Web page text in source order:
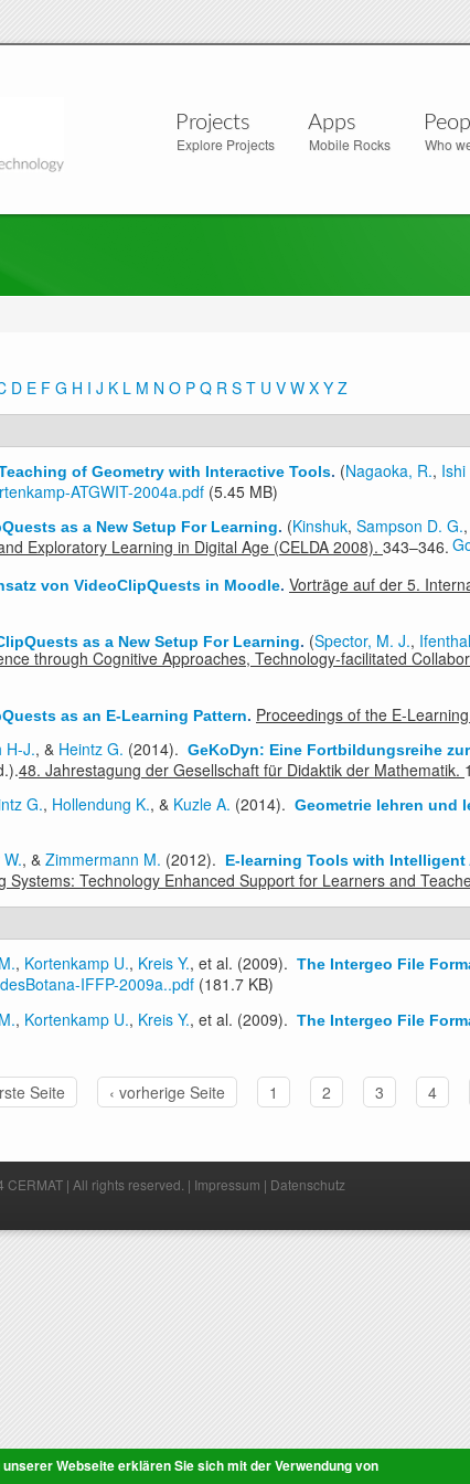
Projects
Explore Projects
Apps
Mobile Rocks Who
D E F G H I J K L M N O P Q R S T U V W X Y Z
of Geometry with Interactive Tools. (Nagaoka, R., Ishi
ATGWIT-2004a.pdf (5.45 MB)
as a New Setup For Learning. (Kinshuk, Sampson D. G.,
Exploratory Learning in Digital Age (CELDA 2008). 343–346.
von VideoClipQuests in Moodle. Vorträge auf der 5.
as a New Setup For Learning. (Spector, M. J.,
through Cognitive Approaches, Technology-facilitated
as an E-Learning Pattern. Proceedings of the E-
H-J., & Heintz G. (2014). GeKoDyn: Eine Fortbildungsreihe
48. Jahrestagung der Gesellschaft für Didaktik der Mathematik.
G., Hollendung K., & Kuzle A. (2014). Geometrie lehren und
, & Zimmermann M. (2012). E-learning Tools with
Systems: Technology Enhanced Support for Learners and
, Kortenkamp U., Kreis Y., et al. (2009). The Intergeo File
IFFP-2009a..pdf (181.7 KB)
, Kortenkamp U., Kreis Y., et al. (2009). The Intergeo File
Seite ‹ vorherige Seite 1 2 3 4
CERMAT | All rights reserved. | Impressum | Datenschutz
Webseite erklären Sie sich mit der Verwendung von